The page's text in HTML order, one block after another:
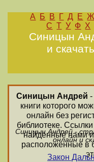
А Б В Г Д Е Ж
С Т У Ф Х
Синицын
и
Синицын Андрей -
книги которого
онлайн без
библиотеке.
найденные нами
расположенные в
Синицын Андрей -
онлайн и
Закон